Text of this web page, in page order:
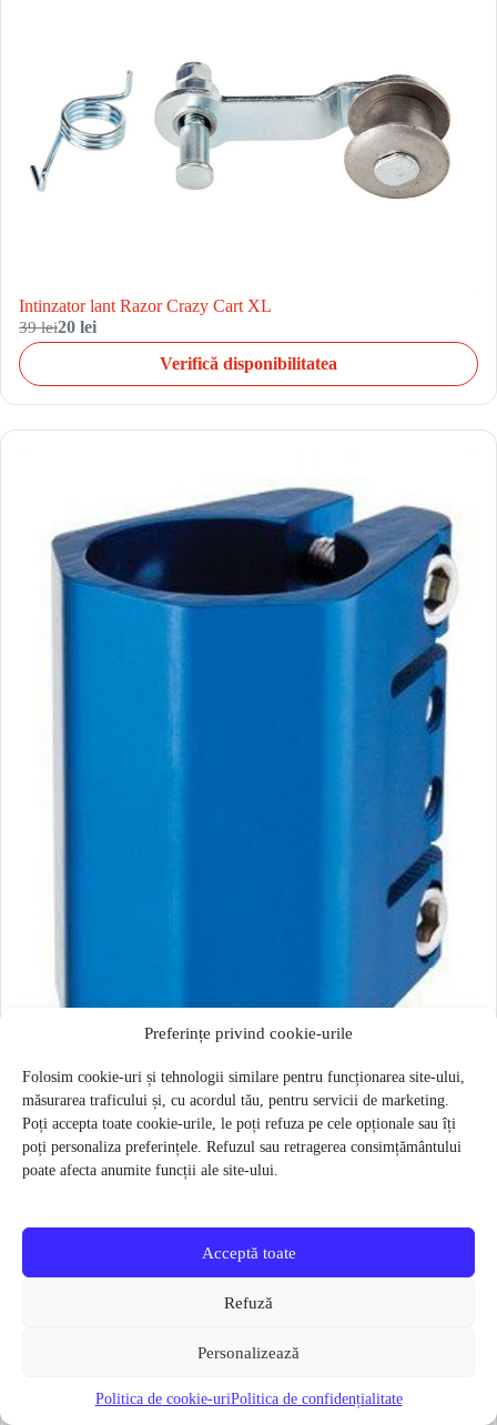
Preferințe privind cookie-urile
Folosim cookie-uri și tehnologii similare pentru funcționarea site-ului,
măsurarea traficului și, cu acordul tău, pentru servicii de marketing.
Poți accepta toate cookie-urile, le poți refuza pe cele opționale sau îți
poți personaliza preferințele. Refuzul sau retragerea consimțământului
poate afecta anumite funcții ale site-ului.
Acceptă toate
Refuză
Personalizează
Politica de cookie-uriPolitica de confidențialitate
Intinzator lant Razor Crazy Cart XL
39 lei20 lei
Verifică disponibilitatea
Kit colier de strangere freestyle 35 mm Razor Phase Two Quad
Albastra
40 lei23 lei